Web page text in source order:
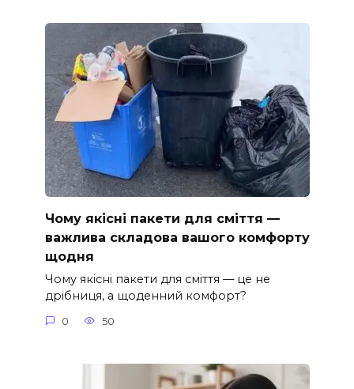
Чому якісні пакети для сміття —
важлива складова вашого комфорту
щодня
Чому якісні пакети для сміття — це не
дрібниця, а щоденний комфорт?
0 50